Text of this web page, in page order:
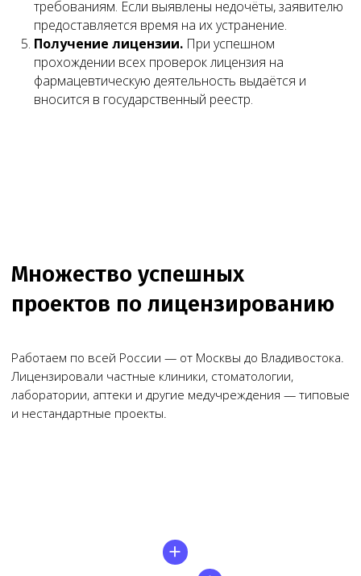
требованиям. Если выявлены недочёты, заявителю
предоставляется время на их устранение.
Получение лицензии. При успешном
прохождении всех проверок лицензия на
фармацевтическую деятельность выдаётся и
вносится в государственный реестр.
Чимбирева Алина
Руководитель Melegal
Свяжитесь с нами по телефону или просто
оставьте заявку — мы перезвоним вам в
ближайшее время
Согласием
на обработку персональных данных
Политикой в отношении обработки
+7 (495) 188-17-82